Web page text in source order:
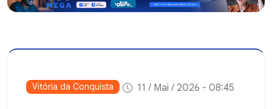
Vitória da Conquista 11 / Mai / 2026 - 08:45